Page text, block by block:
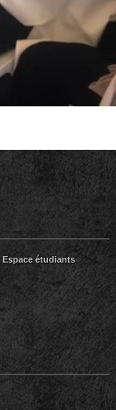
Espace étudiants